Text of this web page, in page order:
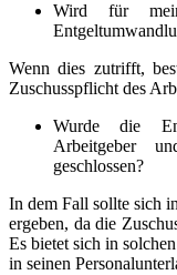
Wird für
Wenn dies zutrifft,
Zuschusspflicht des
Wurde die
Arbeitgeber
geschlossen?
In dem Fall sollte sich
ergeben, da die
Es bietet sich in
in seinen